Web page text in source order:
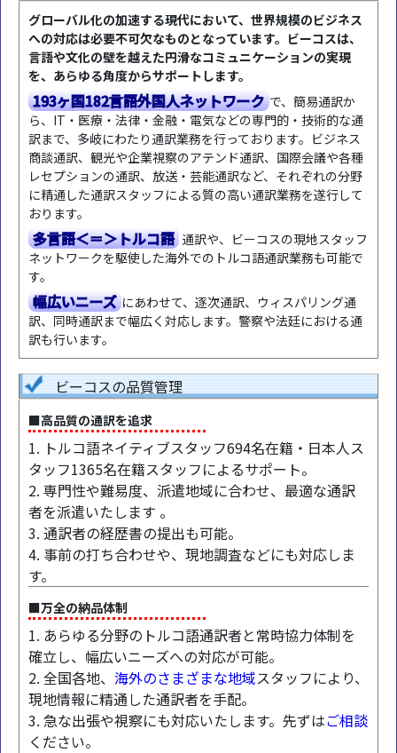
グローバル化の加速する現代において、世界規模のビジネス
への対応は必要不可欠なものとなっています。ビーコスは、
言語や文化の壁を越えた円滑なコミュニケーションの実現
を、あらゆる角度からサポートします。
193ヶ国182言語外国人ネットワーク で、簡易通訳か
ら、IT・医療・法律・金融・電気などの専門的・技術的な通
訳まで、多岐にわたり通訳業務を行っております。ビジネス
商談通訳、観光や企業視察のアテンド通訳、国際会議や各種
レセプションの通訳、放送・芸能通訳など、それぞれの分野
に精通した通訳スタッフによる質の高い通訳業務を遂行して
おります。
多言語＜＝＞トルコ語 通訳や、ビーコスの現地スタッフ
ネットワークを駆使した海外でのトルコ語通訳業務も可能で
す。
幅広いニーズ にあわせて、逐次通訳、ウィスパリング通
訳、同時通訳まで幅広く対応します。警察や法廷における通
訳も行います。
ビーコスの品質管理
■高品質の通訳を追求
1. トルコ語ネイティブスタッフ694名在籍・日本人ス
タッフ1365名在籍スタッフによるサポート。
2. 専門性や難易度、派遣地域に合わせ、最適な通訳
者を派遣いたします 。
3. 通訳者の経歴書の提出も可能。
4. 事前の打ち合わせや、現地調査などにも対応しま
す。
■万全の納品体制
1. あらゆる分野のトルコ語通訳者と常時協力体制を
確立し、幅広いニーズへの対応が可能。
2. 全国各地、 海外のさまざまな地域スタッフにより、
現地情報に精通した通訳者を手配。
3. 急な出張や視察にも対応いたします。先ずはご相談
ください。